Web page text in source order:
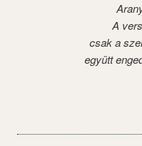
A
csak a
együtt